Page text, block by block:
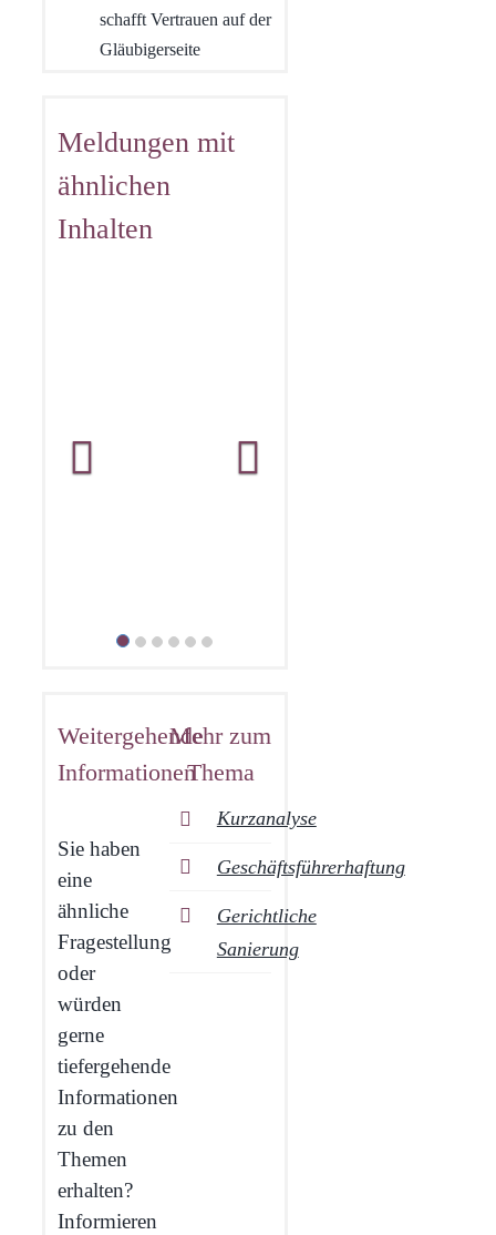
schafft Vertrauen auf der
Gläubigerseite
Meldungen mit
ähnlichen
Inhalten
Weitergehende
Informationen
Sie haben
eine
ähnliche
Fragestellung
oder
würden
gerne
tiefergehende
Informationen
zu den
Themen
erhalten?
Informieren
Mehr zum
Thema
Kurzanalyse
Geschäftsführerhaftung
Gerichtliche
Sanierung